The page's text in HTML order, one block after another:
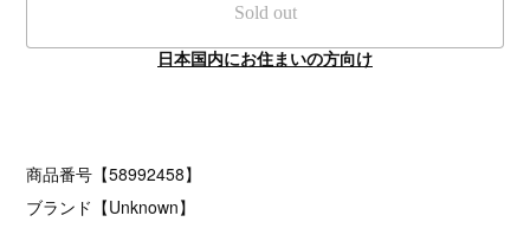
Sold out
日本国内にお住まいの方向け
商品番号【58992458】
ブランド【Unknown】